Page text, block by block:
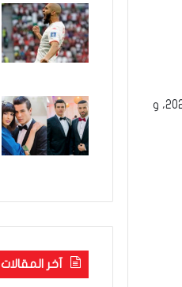
نشرت رئاسة البرلمان، مساء اليوم الجمعة، بيان افتتحت فيه رسميًا الدورة النيابية الثالثة للمدة النيابية 2019- 2024، و
آخر المقالات